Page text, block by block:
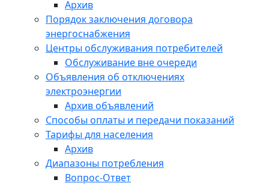
Архив
Порядок заключения договора
энергоснабжения
Центры обслуживания потребителей
Обслуживание вне очереди
Объявления об отключениях
электроэнергии
Архив объявлений
Способы оплаты и передачи показаний
Тарифы для населения
Архив
Диапазоны потребления
Вопрос-Ответ